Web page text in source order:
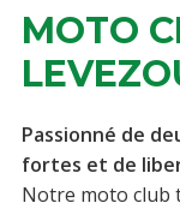
MOTO
Passionné de
fortes et de
Notre moto club